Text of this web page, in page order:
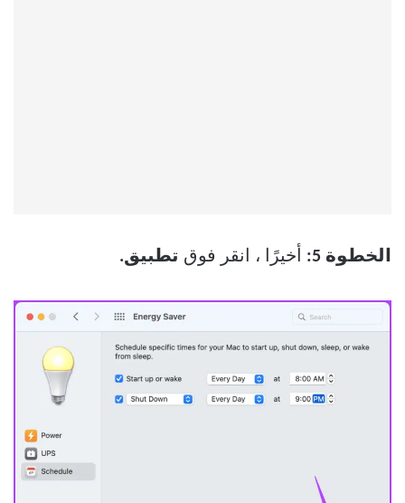
الخطوة 5: أخيرًا ، انقر فوق تطبيق.